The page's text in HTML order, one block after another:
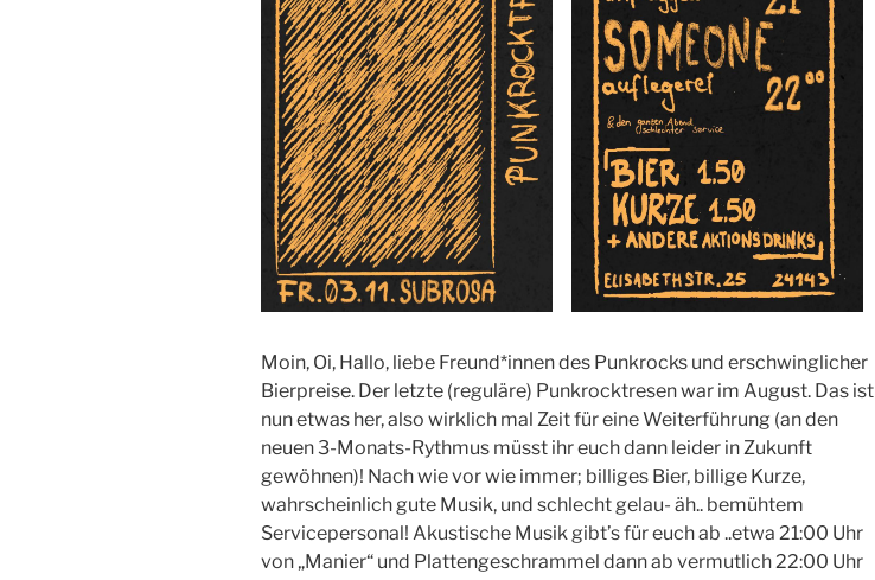
Moin, Oi, Hallo, liebe Freund*innen des Punkrocks und erschwinglicher
Bierpreise. Der letzte (reguläre) Punkrocktresen war im August. Das ist
nun etwas her, also wirklich mal Zeit für eine Weiterführung (an den
neuen 3-Monats-Rythmus müsst ihr euch dann leider in Zukunft
gewöhnen)! Nach wie vor wie immer; billiges Bier, billige Kurze,
wahrscheinlich gute Musik, und schlecht gelau- äh.. bemühtem
Servicepersonal! Akustische Musik gibt’s für euch ab ..etwa 21:00 Uhr
von „Manier“ und Plattengeschrammel dann ab vermutlich 22:00 Uhr